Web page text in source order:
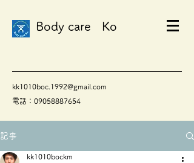
Body care Ko
kk1010boc.1992@gmail.com
電話：09058887654
記事
kk1010bockm